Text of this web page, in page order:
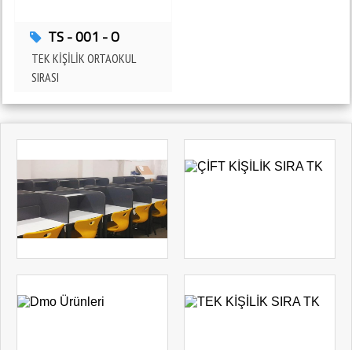
ADANA - KOZAN
TS - 001 - O
TEK KİŞİLİK ORTAOKUL
SIRASI